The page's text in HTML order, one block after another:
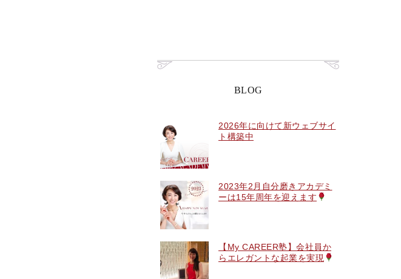
BLOG
2026年に向けて新ウェブサイ
ト構築中
2023年2月自分磨きアカデミ
ーは15年周年を迎えます
【My CAREER塾】会社員か
らエレガントな起業を実現